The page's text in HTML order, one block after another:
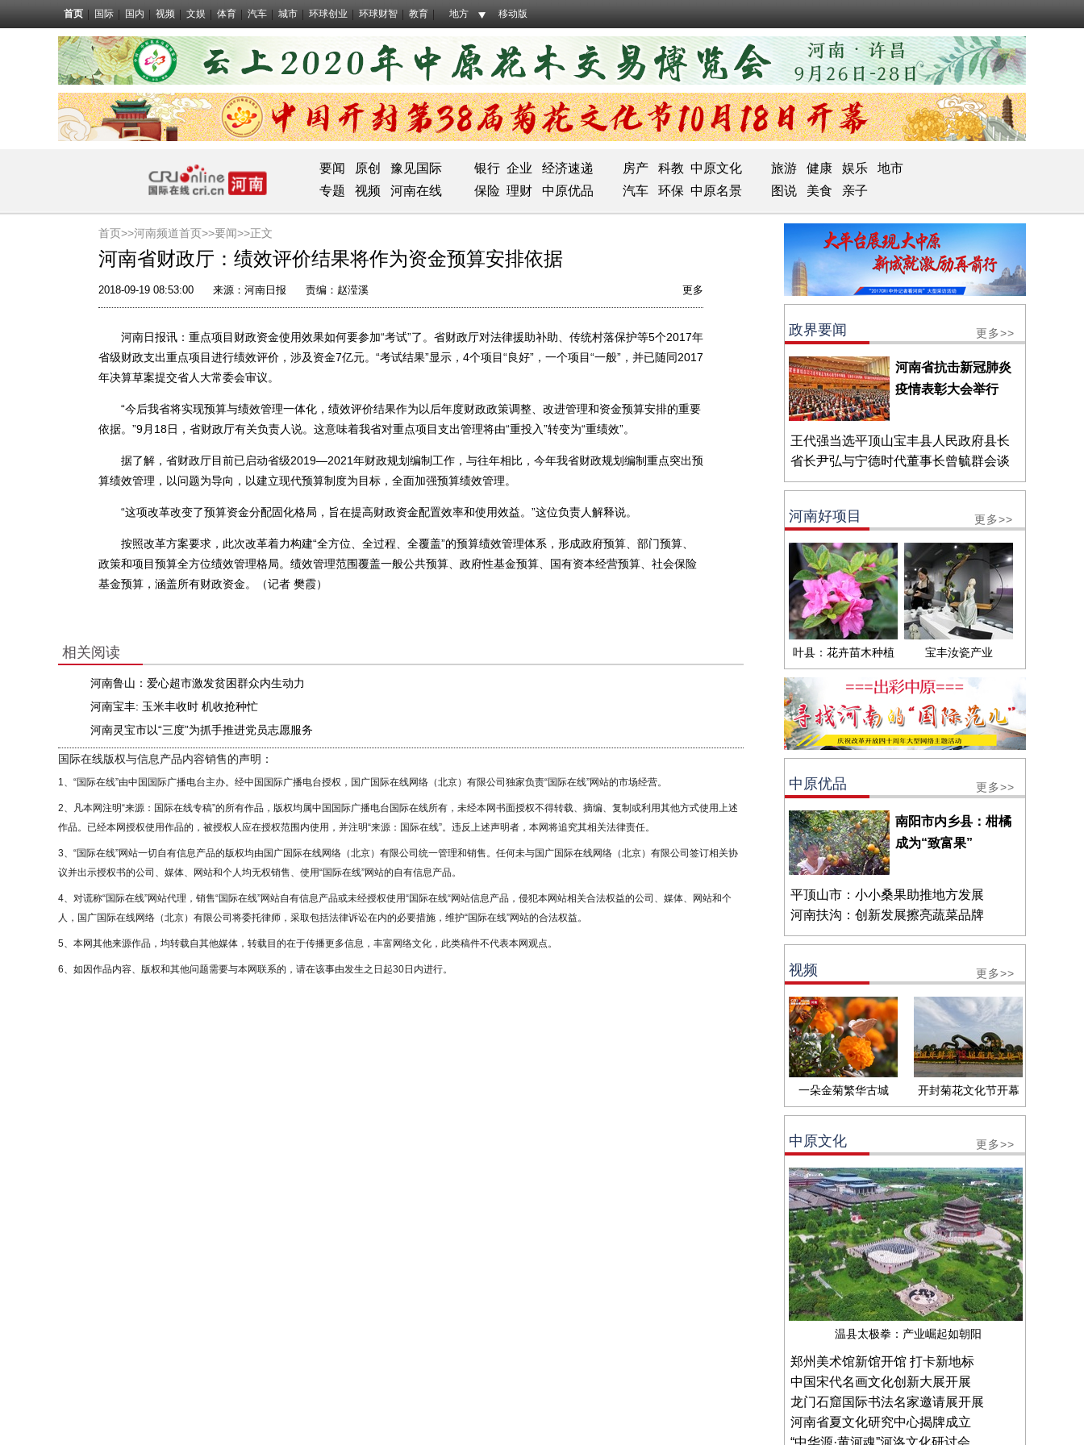
首页 国际 国内 视频 文娱 体育 汽车 城市 环球创业 环球财智 教育 地方 移动版
要闻 原创 豫见国际 银行 企业 经济速递 房产 科教 中原文化 旅游 健康 娱乐
地市
专题
视频 河南在线 保险 理财 中原优品 汽车 环保 中原名景 图说 美食 亲子
首页>>河南频道首页>>要闻>>正文
河南省财政厅：绩效评价结果将作为资金预算安排依据
2018-09-19 08:53:00 来源： 河南日报 责编：赵滢溪 更多
河南日报讯：重点项目财政资金使用效果如何要参加“考试”了。省财政厅对法律援助补助、传统村落保护等5个2017年
省级财政支出重点项目进行绩效评价，涉及资金7亿元。“考试结果”显示，4个项目“良好”，一个项目“一般”，并已随同2017
年决算草案提交省人大常委会审议。
“今后我省将实现预算与绩效管理一体化，绩效评价结果作为以后年度财政政策调整、改进管理和资金预算安排的重要
依据。”9月18日，省财政厅有关负责人说。这意味着我省对重点项目支出管理将由“重投入”转变为“重绩效”。
据了解，省财政厅目前已启动省级2019—2021年财政规划编制工作，与往年相比，今年我省财政规划编制重点突出预
算绩效管理，以问题为导向，以建立现代预算制度为目标，全面加强预算绩效管理。
“这项改革改变了预算资金分配固化格局，旨在提高财政资金配置效率和使用效益。”这位负责人解释说。
按照改革方案要求，此次改革着力构建“全方位、全过程、全覆盖”的预算绩效管理体系，形成政府预算、部门预算、
政策和项目预算全方位绩效管理格局。绩效管理范围覆盖一般公共预算、政府性基金预算、国有资本经营预算、社会保险
基金预算，涵盖所有财政资金。（记者 樊霞）
相关阅读
河南鲁山：爱心超市激发贫困群众内生动力
河南宝丰: 玉米丰收时 机收抢种忙
河南灵宝市以“三度”为抓手推进党员志愿服务
国际在线版权与信息产品内容销售的声明：
1、“国际在线”由中国国际广播电台主办。经中国国际广播电台授权，国广国际在线网络（北京）有限公司独家负责“国际在线”网站的市场经营。
2、凡本网注明“来源：国际在线专稿”的所有作品，版权均属中国国际广播电台国际在线所有，未经本网书面授权不得转载、摘编、复制或利用其他方式使用上述
作品。已经本网授权使用作品的，被授权人应在授权范围内使用，并注明“来源：国际在线”。违反上述声明者，本网将追究其相关法律责任。
3、“国际在线”网站一切自有信息产品的版权均由国广国际在线网络（北京）有限公司统一管理和销售。任何未与国广国际在线网络（北京）有限公司签订相关协
议并出示授权书的公司、媒体、网站和个人均无权销售、使用“国际在线”网站的自有信息产品。
4、对谎称“国际在线”网站代理，销售“国际在线”网站自有信息产品或未经授权使用“国际在线“网站信息产品，侵犯本网站相关合法权益的公司、媒体、网站和个
人，国广国际在线网络（北京）有限公司将委托律师，采取包括法律诉讼在内的必要措施，维护“国际在线”网站的合法权益。
5、本网其他来源作品，均转载自其他媒体，转载目的在于传播更多信息，丰富网络文化，此类稿件不代表本网观点。
6、如因作品内容、版权和其他问题需要与本网联系的，请在该事由发生之日起30日内进行。
政界要闻 更多>>
河南省抗击新冠肺炎
疫情表彰大会举行
王代强当选平顶山宝丰县人民政府县长
省长尹弘与宁德时代董事长曾毓群会谈
河南好项目 更多>>
叶县：花卉苗木种植 宝丰汝瓷产业
中原优品 更多>>
南阳市内乡县：柑橘
成为“致富果”
平顶山市：小小桑果助推地方发展
河南扶沟：创新发展擦亮蔬菜品牌
视频 更多>>
一朵金菊繁华古城 开封菊花文化节开幕
中原文化 更多>>
温县太极拳：产业崛起如朝阳
郑州美术馆新馆开馆 打卡新地标
中国宋代名画文化创新大展开展
龙门石窟国际书法名家邀请展开展
河南省夏文化研究中心揭牌成立
“中华源·黄河魂”河洛文化研讨会